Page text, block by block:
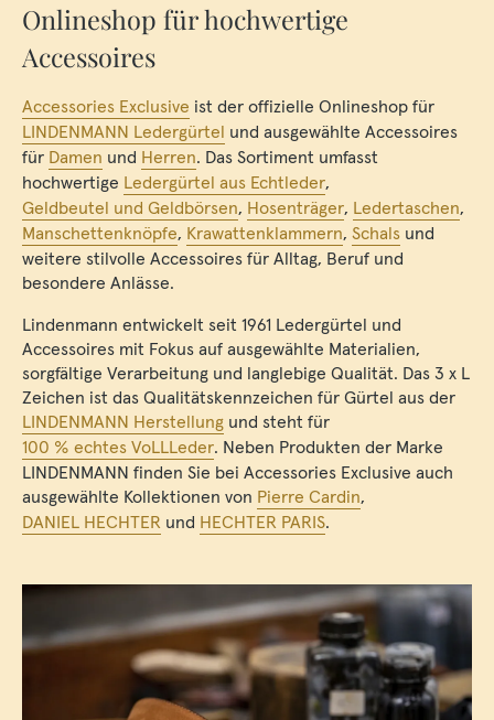
Onlineshop für hochwertige
Accessoires
Accessories Exclusive ist der offizielle Onlineshop für
LINDENMANN Ledergürtel und ausgewählte Accessoires
für Damen und Herren. Das Sortiment umfasst
hochwertige Ledergürtel aus Echtleder,
Geldbeutel und Geldbörsen, Hosenträger, Ledertaschen,
Manschettenknöpfe, Krawattenklammern, Schals und
weitere stilvolle Accessoires für Alltag, Beruf und
besondere Anlässe.
Lindenmann entwickelt seit 1961 Ledergürtel und
Accessoires mit Fokus auf ausgewählte Materialien,
sorgfältige Verarbeitung und langlebige Qualität. Das 3 x L
Zeichen ist das Qualitätskennzeichen für Gürtel aus der
LINDENMANN Herstellung und steht für
100 % echtes VoLLLeder. Neben Produkten der Marke
LINDENMANN finden Sie bei Accessories Exclusive auch
ausgewählte Kollektionen von Pierre Cardin,
DANIEL HECHTER und HECHTER PARIS.